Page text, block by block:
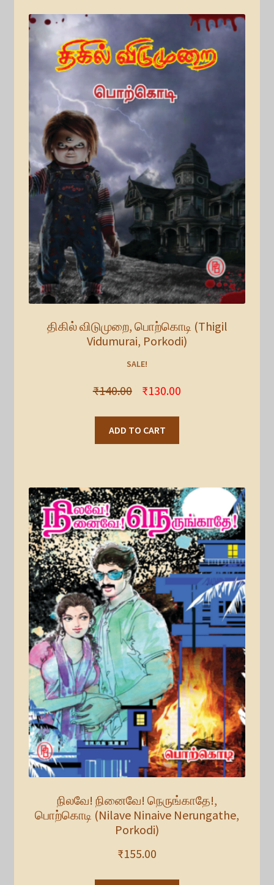
திகில் விடுமுறை, பொற்கொடி (Thigil
Vidumurai, Porkodi)
SALE!
₹140.00 ₹130.00
ADD TO CART
நிலவே! நினைவே! நெருங்காதே!,
பொற்கொடி (Nilave Ninaive Nerungathe,
Porkodi)
₹155.00